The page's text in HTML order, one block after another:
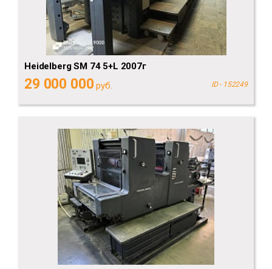
Heidelberg SM 74 5+L 2007г
29 000 000 руб. ID - 152249